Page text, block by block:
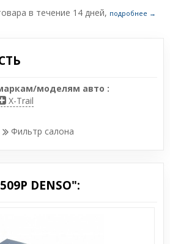
в течение 14 дней, подробнее →
моделям авто :
X-Trail
Фильтр салона
DENSO":